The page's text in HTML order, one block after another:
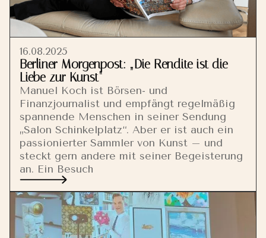
16.08.2025
Berliner Morgenpost: „Die Rendite ist die
Liebe zur Kunst“
Manuel Koch ist Börsen- und
Finanzjournalist und empfängt regelmäßig
spannende Menschen in seiner Sendung
„Salon Schinkelplatz“. Aber er ist auch ein
passionierter Sammler von Kunst – und
steckt gern andere mit seiner Begeisterung
an. Ein Besuch